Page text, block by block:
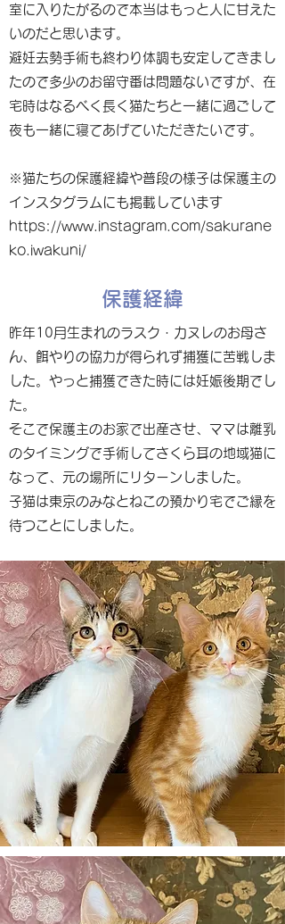
室に入りたがるので本当はもっと人に甘えた
いのだと思います。
避妊去勢手術も終わり体調も安定してきまし
たので多少のお留守番は問題ないですが、在
宅時はなるべく長く猫たちと一緒に過ごして
夜も一緒に寝てあげていただきたいです。
※猫たちの保護経緯や普段の様子は保護主の
インスタグラムにも掲載しています
https://www.instagram.com/sakurane
ko.iwakuni/
保護経緯
昨年10月生まれのラスク・カヌレのお母さ
ん、餌やりの協力が得られず捕獲に苦戦しま
した。やっと捕獲できた時には妊娠後期でし
た。
そこで保護主のお家で出産させ、ママは離乳
のタイミングで手術してさくら耳の地域猫に
なって、元の場所にリターンしました。
子猫は東京のみなとねこの預かり宅でご縁を
待つことにしました。